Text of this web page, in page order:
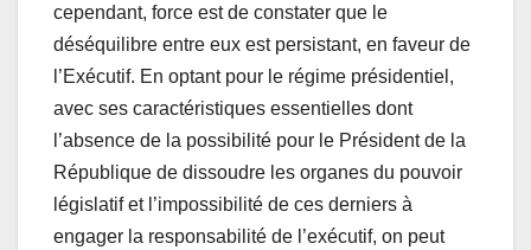
cependant, force est de constater que le
déséquilibre entre eux est persistant, en faveur de
l’Exécutif. En optant pour le régime présidentiel,
avec ses caractéristiques essentielles dont
l’absence de la possibilité pour le Président de la
République de dissoudre les organes du pouvoir
législatif et l’impossibilité de ces derniers à
engager la responsabilité de l’exécutif, on peut